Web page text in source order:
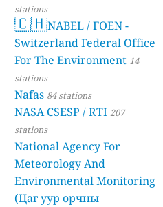
stations
🇨🇭NABEL / FOEN -
Switzerland Federal Office
For The Environment 14
stations
Nafas 84 stations
NASA CSESP / RTI 207
stations
National Agency For
Meteorology And
Environmental Monitoring
(Цаг уур орчны